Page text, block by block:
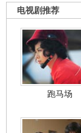
电视剧推荐
跑马场